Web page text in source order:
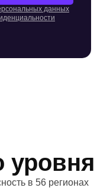
данных
уровня
в 56 регионах